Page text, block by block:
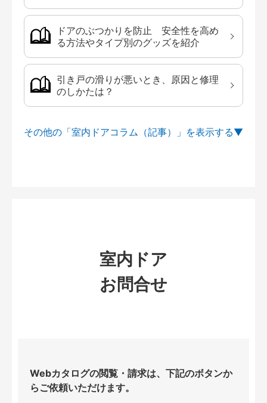
ドアのぶつかりを防止 安全性を高め
る方法やタイプ別のグッズを紹介
引き戸の滑りが悪いとき、原因と修理
のしかたは？
その他の「室内ドアコラム（記事）」を
室内ドア
お問合せ
Webカタログの閲覧・請求は、下記のボタンか
らご依頼いただけます。